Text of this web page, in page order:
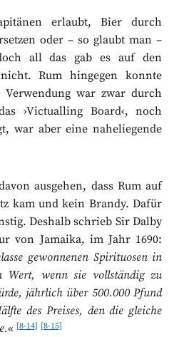
erlaubt, Bier durch
oder – so glaubt man –
all das gab es auf den
Rum hingegen konnte
Verwendung war zwar durch
›Victualling Board‹, noch
war aber eine naheliegende
ausgehen, dass Rum auf
kam und kein Brandy. Dafür
Deshalb schrieb Sir Dalby
von Jamaika, im Jahr 1690:
gewonnenen Spirituosen in
Wert, wenn sie vollständig zu
jährlich über 500.000 Pfund
des Preises, den die gleiche
«[8-14] [8-15]